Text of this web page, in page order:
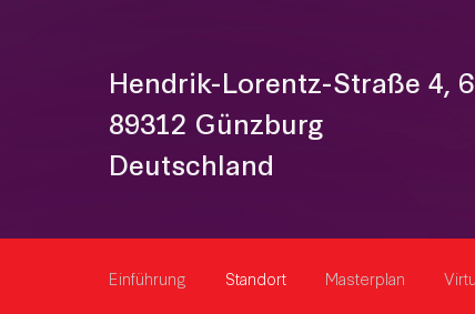
Hendrik-Lorentz-Straße 4,
89312 Günzburg
Deutschland
Einführung Standort Masterplan